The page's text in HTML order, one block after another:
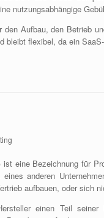
nutzungsabhängige
den Aufbau, den Betrieb
bleibt flexibel, da ein
ist eine Bezeichnung für
anderen
aufbauen, oder sich
einen Teil seiner